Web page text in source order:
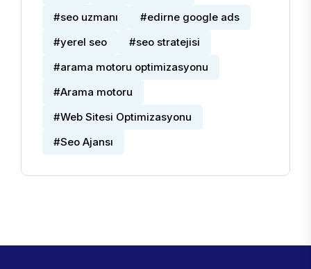
#seo uzmanı
#edirne google ads
#yerel seo
#seo stratejisi
#arama motoru optimizasyonu
#Arama motoru
#Web Sitesi Optimizasyonu
#Seo Ajansı